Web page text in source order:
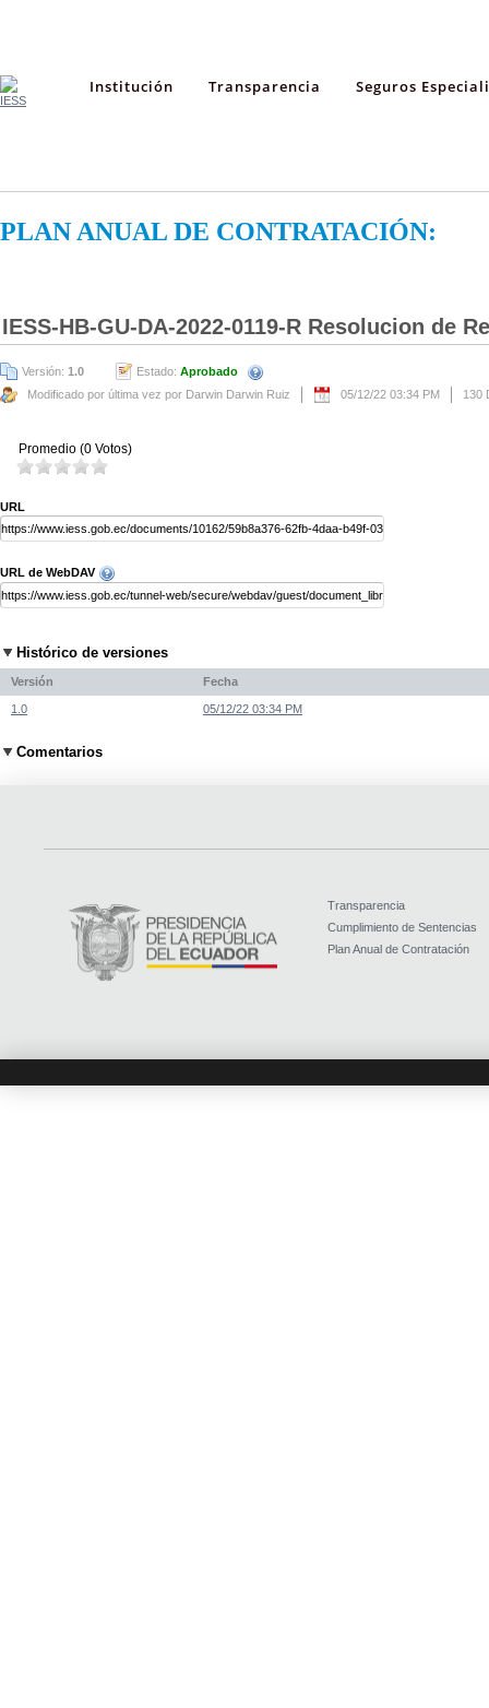
Institución Transparencia Seguros
PLAN ANUAL DE CONTRATACIÓN:
IESS-HB-GU-DA-2022-0119-R Resolucion de
Versión: 1.0 Estado: Aprobado
Modificado por última vez por Darwin Darwin Ruiz
05/12/22 03:34 PM 130
Promedio (0 Votos)
URL
URL de WebDAV
Histórico de versiones
Versión Fecha
1.0 05/12/22 03:34 PM
Comentarios
Transparencia
Cumplimiento de Sentencias
Plan Anual de Contratación